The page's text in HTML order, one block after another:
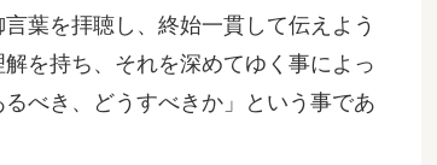
葉を拝聴し、終始一貫して伝えよう
を持ち、それを深めてゆく事によっ
べき、どうすべきか」という事であ